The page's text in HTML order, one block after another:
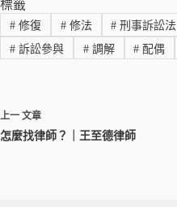
標籤
#修復 #修法 # 刑事訴訟法
#訴訟參與 #調解 # 配偶
上一 文章
怎麼找律師？｜王至德律師